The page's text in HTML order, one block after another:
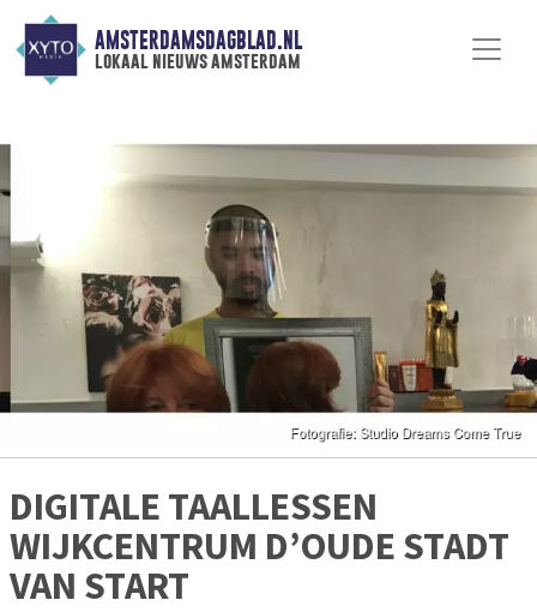
AMSTERDAMSDAGBLAD.NL
lokaal nieuws amsterdam
DIGITALE TAALLESSEN
WIJKCENTRUM D’OUDE STADT
VAN START